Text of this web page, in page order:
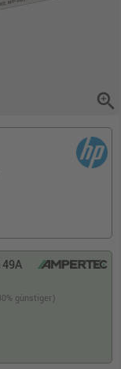
zoom_in
günstiger)